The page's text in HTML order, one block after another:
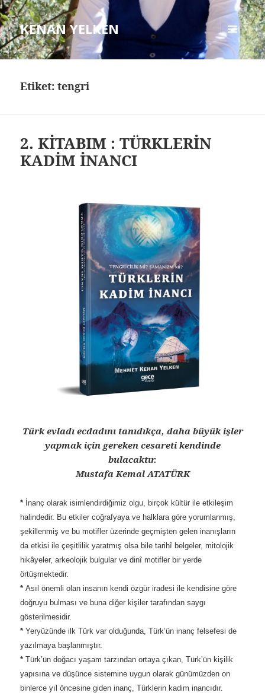
KENAN YELKEN
MENÜ
VE
Etiket: tengri
2. KİTABIM : TÜRKLERİN
KADİM İNANCI
Türk evladı ecdadını tanıdıkça, daha büyük işler
yapmak için gereken cesareti kendinde
bulacaktır.
Mustafa Kemal ATATÜRK
* İnanç olarak isimlendirdiğimiz olgu, birçok kültür ile etkileşim
halindedir. Bu etkiler coğrafyaya ve halklara göre yorumlanmış,
şekillenmiş ve bu motifler üzerinde geçmişten gelen inanışların
da etkisi ile çeşitlilik yaratmış olsa bile tarihî belgeler, mitolojik
hikâyeler, arkeolojik bulgular ve dinî motifler bir yerde
örtüşmektedir.
*Asıl önemli olan insanın kendi özgür iradesi ile kendisine göre
doğruyu bulması ve buna diğer kişiler tarafından saygı
gösterilmesidir.
*Yeryüzünde ilk Türk var olduğunda, Türk’ün inanç felsefesi de
yazılmaya başlanmıştır.
*Türk’ün doğacı yaşam tarzından ortaya çıkan, Türk’ün kişilik
yapısına ve düşünce sistemine uygun olarak günümüzden on
binlerce yıl öncesine giden inanç, Türklerin kadim inancıdır.